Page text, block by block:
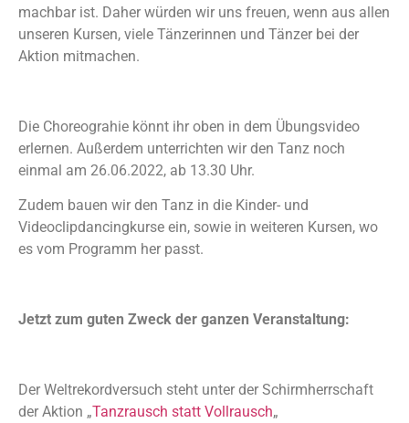
machbar ist. Daher würden wir uns freuen, wenn aus allen
unseren Kursen, viele Tänzerinnen und Tänzer bei der
Aktion mitmachen.
Die Choreograhie könnt ihr oben in dem Übungsvideo
erlernen. Außerdem unterrichten wir den Tanz noch
einmal am 26.06.2022, ab 13.30 Uhr.
Zudem bauen wir den Tanz in die Kinder- und
Videoclipdancingkurse ein, sowie in weiteren Kursen, wo
es vom Programm her passt.
Jetzt zum guten Zweck der ganzen Veranstaltung:
Der Weltrekordversuch steht unter der Schirmherrschaft
der Aktion „Tanzrausch statt Vollrausch„